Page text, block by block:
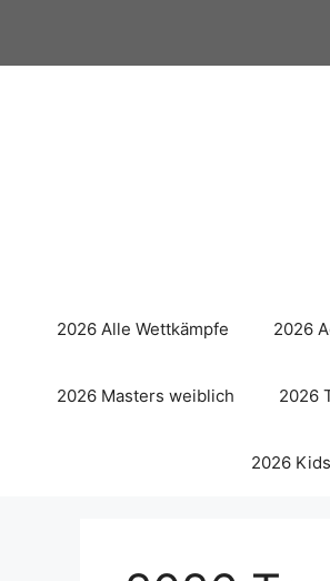
springen
2026 Alle Wettkämpfe 2026
2026 Masters weiblich 2026
2026